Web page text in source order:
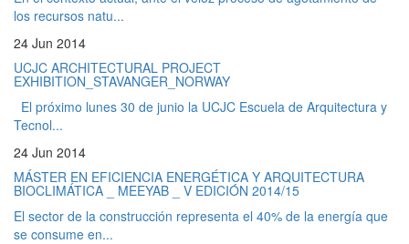
los recursos natu...
24 Jun 2014
UCJC ARCHITECTURAL PROJECT
EXHIBITION_STAVANGER_NORWAY
El próximo lunes 30 de junio la UCJC Escuela de Arquitectura y
Tecnol...
24 Jun 2014
MÁSTER EN EFICIENCIA ENERGÉTICA Y ARQUITECTURA
BIOCLIMÁTICA _ MEEYAB _ V EDICIÓN 2014/15
El sector de la construcción representa el 40% de la energía que
se consume en...